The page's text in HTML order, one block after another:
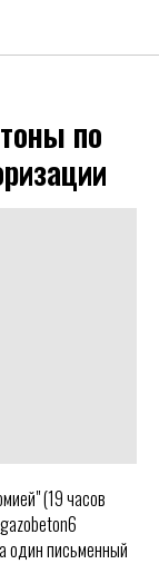
по
(19 часов
один письменный